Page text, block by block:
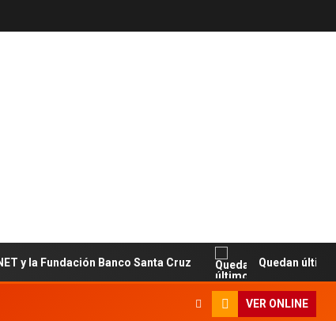
Fundación Banco Santa Cruz Quedan últimos
VER ONLINE